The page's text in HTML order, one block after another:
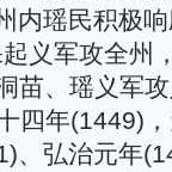
内瑶民积极
义军攻全州
苗、瑶义军
四年(1449)
、弘治元年